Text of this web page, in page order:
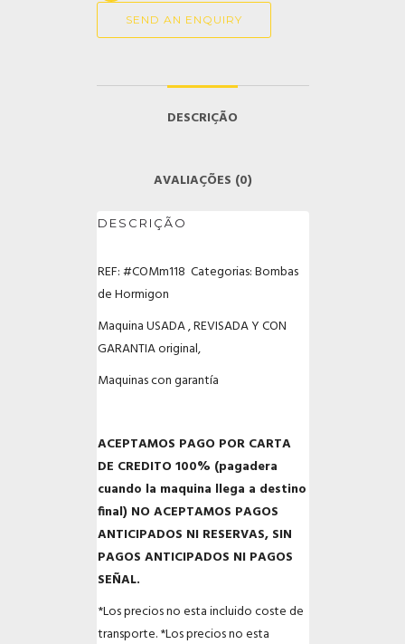
SEND AN ENQUIRY
DESCRIÇÃO
AVALIAÇÕES (0)
DESCRIÇÃO
REF: #COMm118 Categorias: Bombas
de Hormigon
Maquina USADA , REVISADA Y CON
GARANTIA original,
Maquinas con garantía
ACEPTAMOS PAGO POR CARTA
DE CREDITO 100% (pagadera
cuando la maquina llega a destino
final) NO ACEPTAMOS PAGOS
ANTICIPADOS NI RESERVAS, SIN
PAGOS ANTICIPADOS NI PAGOS
SEÑAL.
*Los precios no esta incluido coste de
transporte.*Los precios no esta